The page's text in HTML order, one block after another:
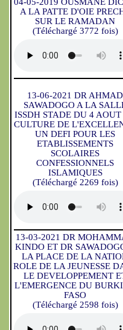
A LA PATTE D'OIE
SUR LE RAMADAN
(Téléchargé 3772 fois)
13-06-2021 DR AHMAD
SAWADOGO A LA
ISSDH STADE DU 4
CULTURE DE
UN DEFI POUR LES
ETABLISSEMENTS
SCOLAIRES
CONFESSIONNELS
ISLAMIQUES
(Téléchargé 2269 fois)
13-03-2021 DR
KINDO ET DR
LA PLACE DE LA
ROLE DE LA JEUNESSE
LE DEVELOPPEMENT
L'EMERGENCE DU
FASO
(Téléchargé 2598 fois)